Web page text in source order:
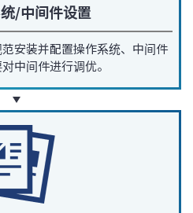
/中间件设置
安装并配置操作系统、中间件
中间件进行调优。